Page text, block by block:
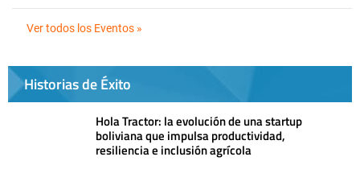
Ver todos los Eventos »
Historias de Éxito
Hola Tractor: la evolución de una startup
boliviana que impulsa productividad,
resiliencia e inclusión agrícola